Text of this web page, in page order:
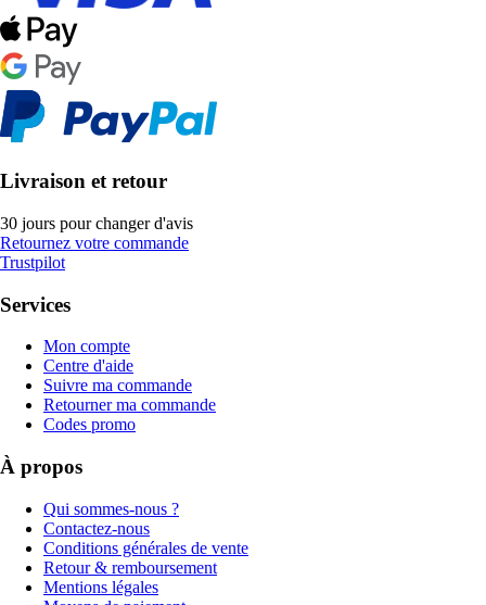
Livraison et retour
30 jours pour changer d'avis
Retournez votre commande
Trustpilot
Services
Mon compte
Centre d'aide
Suivre ma commande
Retourner ma commande
Codes promo
À propos
Qui sommes-nous ?
Contactez-nous
Conditions générales de vente
Retour & remboursement
Mentions légales